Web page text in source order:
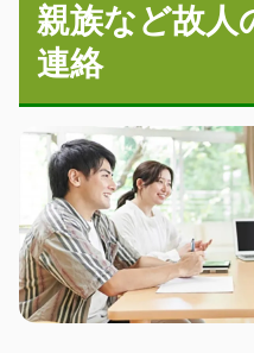
親族など故人
連絡